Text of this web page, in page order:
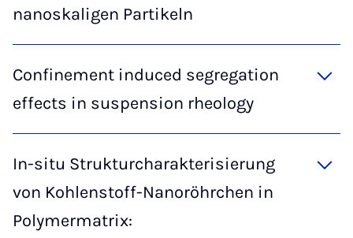
nanoskaligen Partikeln
Confinement induced segregation
effects in suspension rheology
In-situ Strukturcharakterisierung
von Kohlenstoff-Nanoröhrchen in
Polymermatrix: